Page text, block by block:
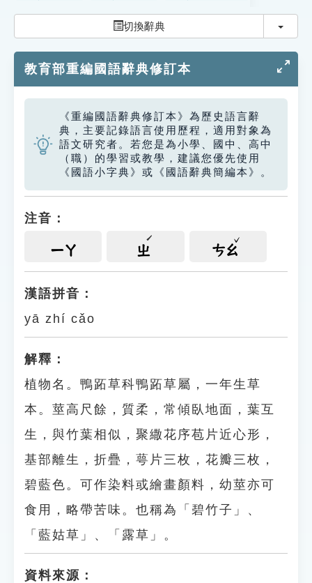
索引選單
單字索引
生命大百科索引
遊戲專區
教學應用
貓頭鷹博士
切換辭典 切換
教育部重編國語辭典修訂本
《重編國語辭典修訂本》為歷史語言辭
典，主要記錄語言使用歷程，適用對象為
語文研究者。若您是為小學、國中、高中
（職）的學習或教學，建議您優先使用
《國語小字典》或《國語辭典簡編本》。
注音：
ㄧㄚ ㄓ ㄘㄠ
漢語拼音：
yā zhí cǎo
解釋：
植物名。鴨跖草科鴨跖草屬，一年生草
本。莖高尺餘，質柔，常傾臥地面，葉互
生，與竹葉相似，聚繖花序苞片近心形，
基部離生，折疊，萼片三枚，花瓣三枚，
碧藍色。可作染料或繪畫顏料，幼莖亦可
食用，略帶苦味。也稱為「碧竹子」、
「藍姑草」、「露草」。
資料來源：